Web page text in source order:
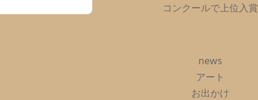
コンクールで上位入賞
news
アート
お出かけ